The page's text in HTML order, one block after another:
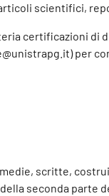
scientifici,
certificazioni di
per
scritte,
seconda parte